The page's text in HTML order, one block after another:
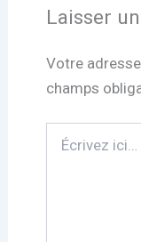
Laisser
Votre
champs
ici…